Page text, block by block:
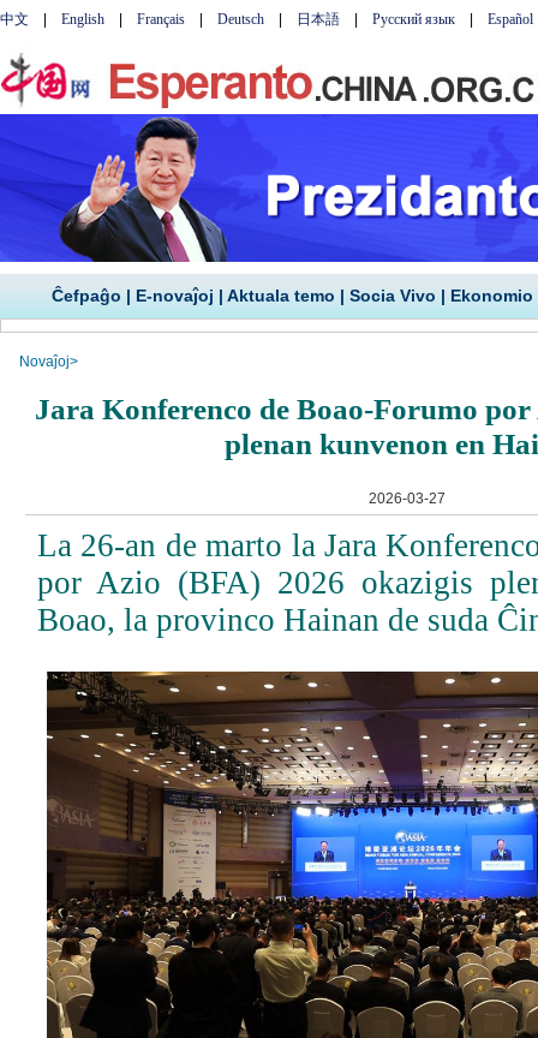
Ĉefpaĝo | E-novaĵoj | Aktuala temo | Socia Vivo | Ekonomio
Novaĵoj>
Jara Konferenco de Boao-Forumo
plenan kunvenon en
2026-03-27
La 26-an de marto la Jara
por Azio (BFA) 2026 okazigis
Boao, la provinco Hainan de suda